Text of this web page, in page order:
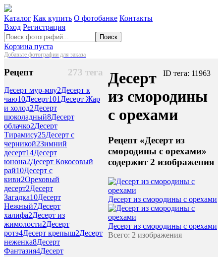
Каталог Как купить О фотобанке Контакты
Вход Регистрация
Поиск
Корзина пуста
Добавьте фотографии для заказа
273 тега
Рецепт
Десерт мур-мяу2Десерт к
чаю10Десерт101Десерт Жар
и холод2Десерт
шоколадный8Десерт
облачко2Десерт
Тирамису25Десерт с
черникой2Зимний
десерт14Десерт
юнона2Десерт Кокосовый
рай10Десерт с
киви2Ореховый
десерт2Десерт
Загадка10Десерт
Нежный7Десерт
халифа2Десерт из
жимолости2Десерт
ротэ4Десерт крепыш2Десерт
неженка8Десерт
Фантазия4Десерт
ID тега: 11963
Десерт
из смородины
с орехами
Рецепт «Десерт из
смородины с орехами»
содержит 2 изображения
Десерт из смородины с орехами
Десерт из смородины с орехами
Всего: 2 изображения